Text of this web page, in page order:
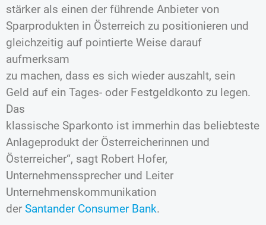
stärker als einen der führende Anbieter von
Sparprodukten in Österreich zu positionieren und
gleichzeitig auf pointierte Weise darauf
aufmerksam
zu machen, dass es sich wieder auszahlt, sein
Geld auf ein Tages- oder Festgeldkonto zu legen.
Das
klassische Sparkonto ist immerhin das beliebteste
Anlageprodukt der Österreicherinnen und
Österreicher“, sagt Robert Hofer,
Unternehmenssprecher und Leiter
Unternehmenskommunikation
der Santander Consumer Bank.